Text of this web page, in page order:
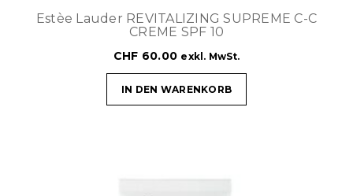
Estèe Lauder REVITALIZING SUPREME C-C
CREME SPF 10
CHF 60.00 exkl. MwSt.
IN DEN WARENKORB